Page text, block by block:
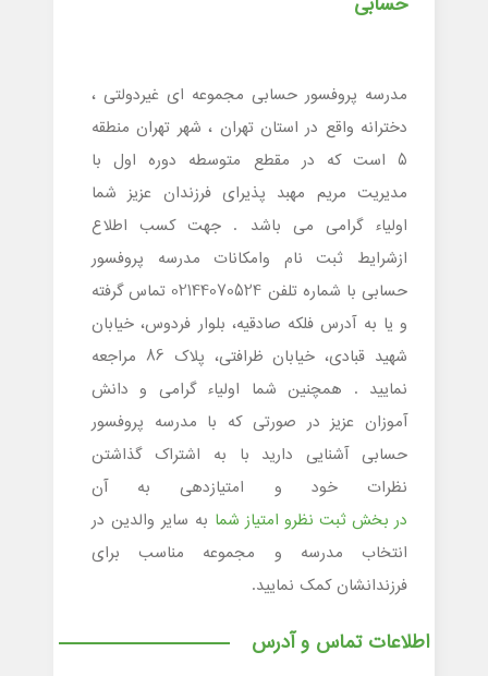
مدرسه پروفسور حسابی مجموعه ای غیردولتی ،
دخترانه واقع در استان تهران ، شهر تهران منطقه
5 است که در مقطع متوسطه دوره اول با
مدیریت مریم مهبد پذیرای فرزندان عزیز شما
اولیاء گرامی می باشد . جهت کسب اطلاع
ازشرایط ثبت نام وامکانات مدرسه پروفسور
حسابی با شماره تلفن 02144070524 تماس گرفته
و یا به آدرس فلکه صادقیه، بلوار فردوس، خیابان
شهید قبادی، خیابان ظرافتی، پلاک 86 مراجعه
نمایید . همچنین شما اولیاء گرامی و دانش
آموزان عزیز در صورتی که با مدرسه پروفسور
حسابی آشنایی دارید با به اشتراک گذاشتن
نظرات خود و امتیازدهی به آن
در بخش ثبت نظرو امتیاز شما به سایر والدین در
انتخاب مدرسه و مجموعه مناسب برای
فرزندانشان کمک نمایید.
اطلاعات تماس و آدرس